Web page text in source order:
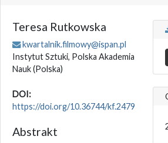
Teresa Rutkowska
kwartalnik.filmowy@ispan.pl
Instytut Sztuki, Polska Akademia
Nauk(Polska)
DOI:
https://doi.org/10.36744/kf.2479
Abstrakt